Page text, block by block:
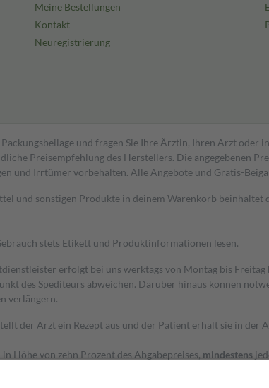
Meine Bestellungen
Kontakt
Neuregistrierung
und fragen Sie Ihre Ärztin, Ihren Arzt
Preisempfehlung des Herstellers. Die angegebenen
und Irrtümer vorbehalten. Alle Angebote und Gratis-
und sonstigen Produkte in deinem Warenkorb
stets Etikett und Produktinformationen lesen.
erfolgt bei uns werktags von Montag bis
des Spediteurs abweichen. Darüber hinaus können
verlängern.
der Arzt ein Rezept aus und der Patient erhält sie in
Höhe von zehn Prozent des Abgabepreises, mindestens
Apotheken.